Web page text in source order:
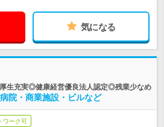
気になる
生充実◎健康経営優良法人認定◎残業少なめ
院・商業施設・ビルなど
ワーク可